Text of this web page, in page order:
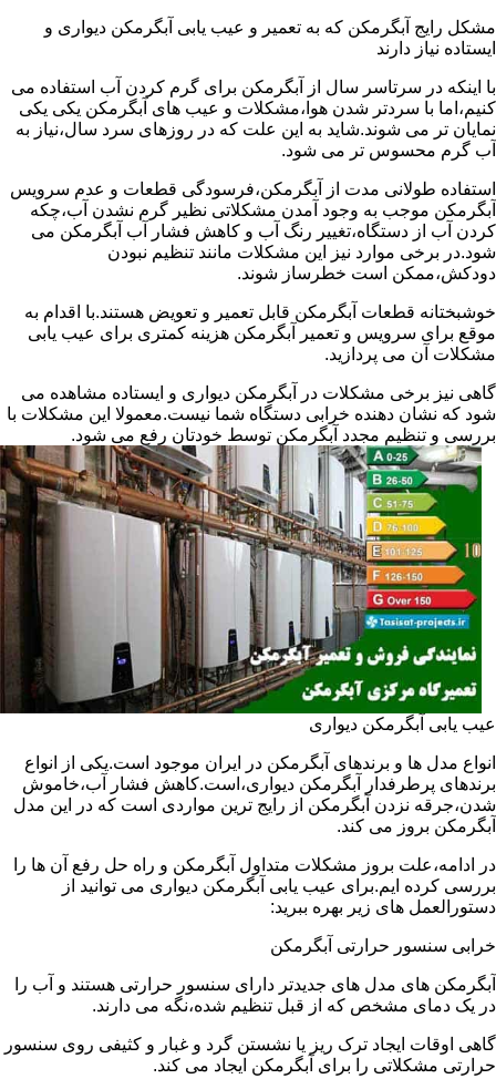
مشکل رایج آبگرمکن که به تعمیر و عیب یابی آبگرمکن دیواری و
ایستاده نیاز دارند
با اینکه در سرتاسر سال از آبگرمکن برای گرم کردن آب استفاده می
کنیم،اما با سردتر شدن هوا،مشکلات و عیب های آبگرمکن یکی یکی
نمایان تر می شوند.شاید به این علت که در روزهای سرد سال،نیاز به
آب گرم محسوس تر می شود.
استفاده طولانی مدت از آبگرمکن،فرسودگی قطعات و عدم سرویس
آبگرمکن موجب به وجود آمدن مشکلاتی نظیر گرم نشدن آب،چکه
کردن آب از دستگاه،تغییر رنگ آب و کاهش فشار آب آبگرمکن می
شود.در برخی موارد نیز این مشکلات مانند تنظیم نبودن
دودکش،ممکن است خطرساز شوند.
خوشبختانه قطعات آبگرمکن قابل تعمیر و تعویض هستند.با اقدام به
موقع برای سرویس و تعمیر آبگرمکن هزینه کمتری برای عیب یابی
مشکلات آن می پردازید.
گاهی نیز برخی مشکلات در آبگرمکن دیواری و ایستاده مشاهده می
شود که نشان دهنده خرابی دستگاه شما نیست.معمولا این مشکلات با
بررسی و تنظیم مجدد آبگرمکن توسط خودتان رفع می شود.
عیب یابی آبگرمکن دیواری
انواع مدل ها و برندهای آبگرمکن در ایران موجود است.یکی از انواع
برندهای پرطرفدار آبگرمکن دیواری،است.کاهش فشار آب،خاموش
شدن،جرقه نزدن آبگرمکن از رایج ترین مواردی است که در این مدل
آبگرمکن بروز می کند.
در ادامه،علت بروز مشکلات متداول آبگرمکن و راه حل رفع آن ها را
بررسی کرده ایم.برای عیب یابی آبگرمکن دیواری می توانید از
دستورالعمل های زیر بهره ببرید:
خرابی سنسور حرارتی آبگرمکن
آبگرمکن های مدل های جدیدتر دارای سنسور حرارتی هستند و آب را
در یک دمای مشخص که از قبل تنظیم شده،نگه می دارند.
گاهی اوقات ایجاد ترک ریز یا نشستن گرد و غبار و کثیفی روی سنسور
حرارتی مشکلاتی را برای آبگرمکن ایجاد می کند.